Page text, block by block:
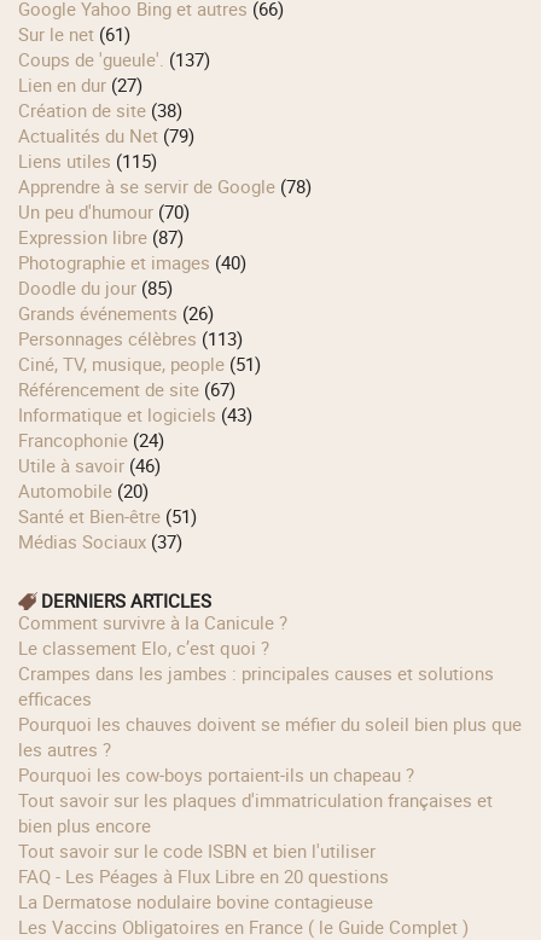
Google Yahoo Bing et autres (66)
Sur le net (61)
Coups de 'gueule'. (137)
Lien en dur (27)
Création de site (38)
Actualités du Net (79)
Liens utiles (115)
Apprendre à se servir de Google (78)
Un peu d'humour (70)
Expression libre (87)
Photographie et images (40)
Doodle du jour (85)
Grands événements (26)
Personnages célèbres (113)
Ciné, TV, musique, people (51)
Référencement de site (67)
Informatique et logiciels (43)
Francophonie (24)
Utile à savoir (46)
Automobile (20)
Santé et Bien-être (51)
Médias Sociaux (37)
DERNIERS ARTICLES
Comment survivre à la Canicule ?
Le classement Elo, c’est quoi ?
Crampes dans les jambes : principales causes et solutions
efficaces
Pourquoi les chauves doivent se méfier du soleil bien plus que
les autres ?
Pourquoi les cow‑boys portaient‑ils un chapeau ?
Tout savoir sur les plaques d'immatriculation françaises et
bien plus encore
Tout savoir sur le code ISBN et bien l'utiliser
FAQ - Les Péages à Flux Libre en 20 questions
La Dermatose nodulaire bovine contagieuse
Les Vaccins Obligatoires en France ( le Guide Complet )